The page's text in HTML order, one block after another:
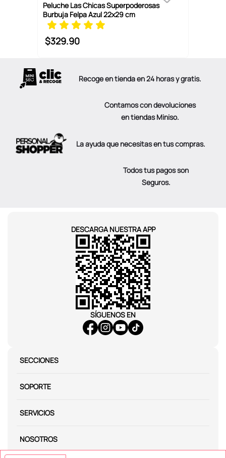
Peluche Las Chicas Superpoderosas
Burbuja Felpa Azul 22x29 cm
$329.90
Recoge en tienda en 24 horas y gratis.
Contamos con devoluciones
en tiendas Miniso.
La ayuda que necesitas en tus compras.
Todos tus pagos son
Seguros.
DESCARGA NUESTRA APP
SÍGUENOS EN
SECCIONES
SOPORTE
SERVICIOS
NOSOTROS